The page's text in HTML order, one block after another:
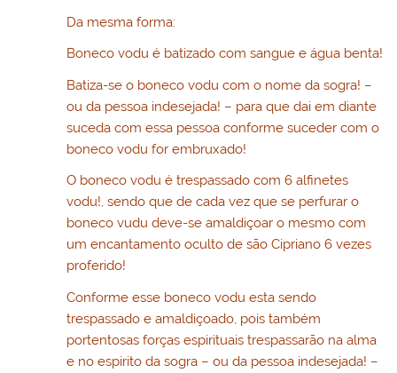
Da mesma forma:
Boneco vodu é batizado com sangue e água benta!
Batiza-se o boneco vodu com o nome da sogra! –
ou da pessoa indesejada! – para que dai em diante
suceda com essa pessoa conforme suceder com o
boneco vodu for embruxado!
O boneco vodu é trespassado com 6 alfinetes
vodu!, sendo que de cada vez que se perfurar o
boneco vudu deve-se amaldiçoar o mesmo com
um encantamento oculto de são Cipriano 6 vezes
proferido!
Conforme esse boneco vodu esta sendo
trespassado e amaldiçoado, pois também
portentosas forças espirituais trespassarão na alma
e no espirito da sogra – ou da pessoa indesejada! –